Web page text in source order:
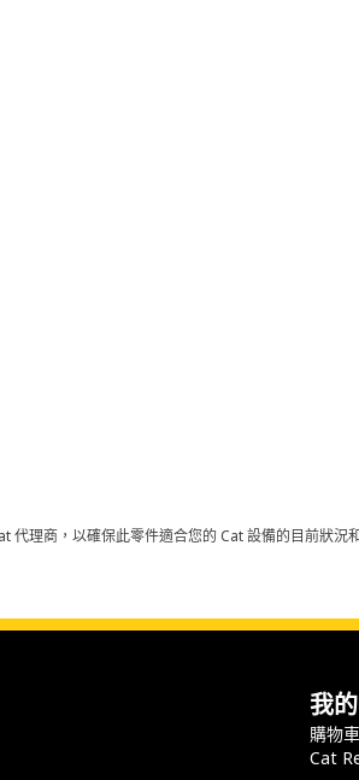
理商，以確保此零件適合您的 Cat 設備的目前狀況
我
購物車
Cat